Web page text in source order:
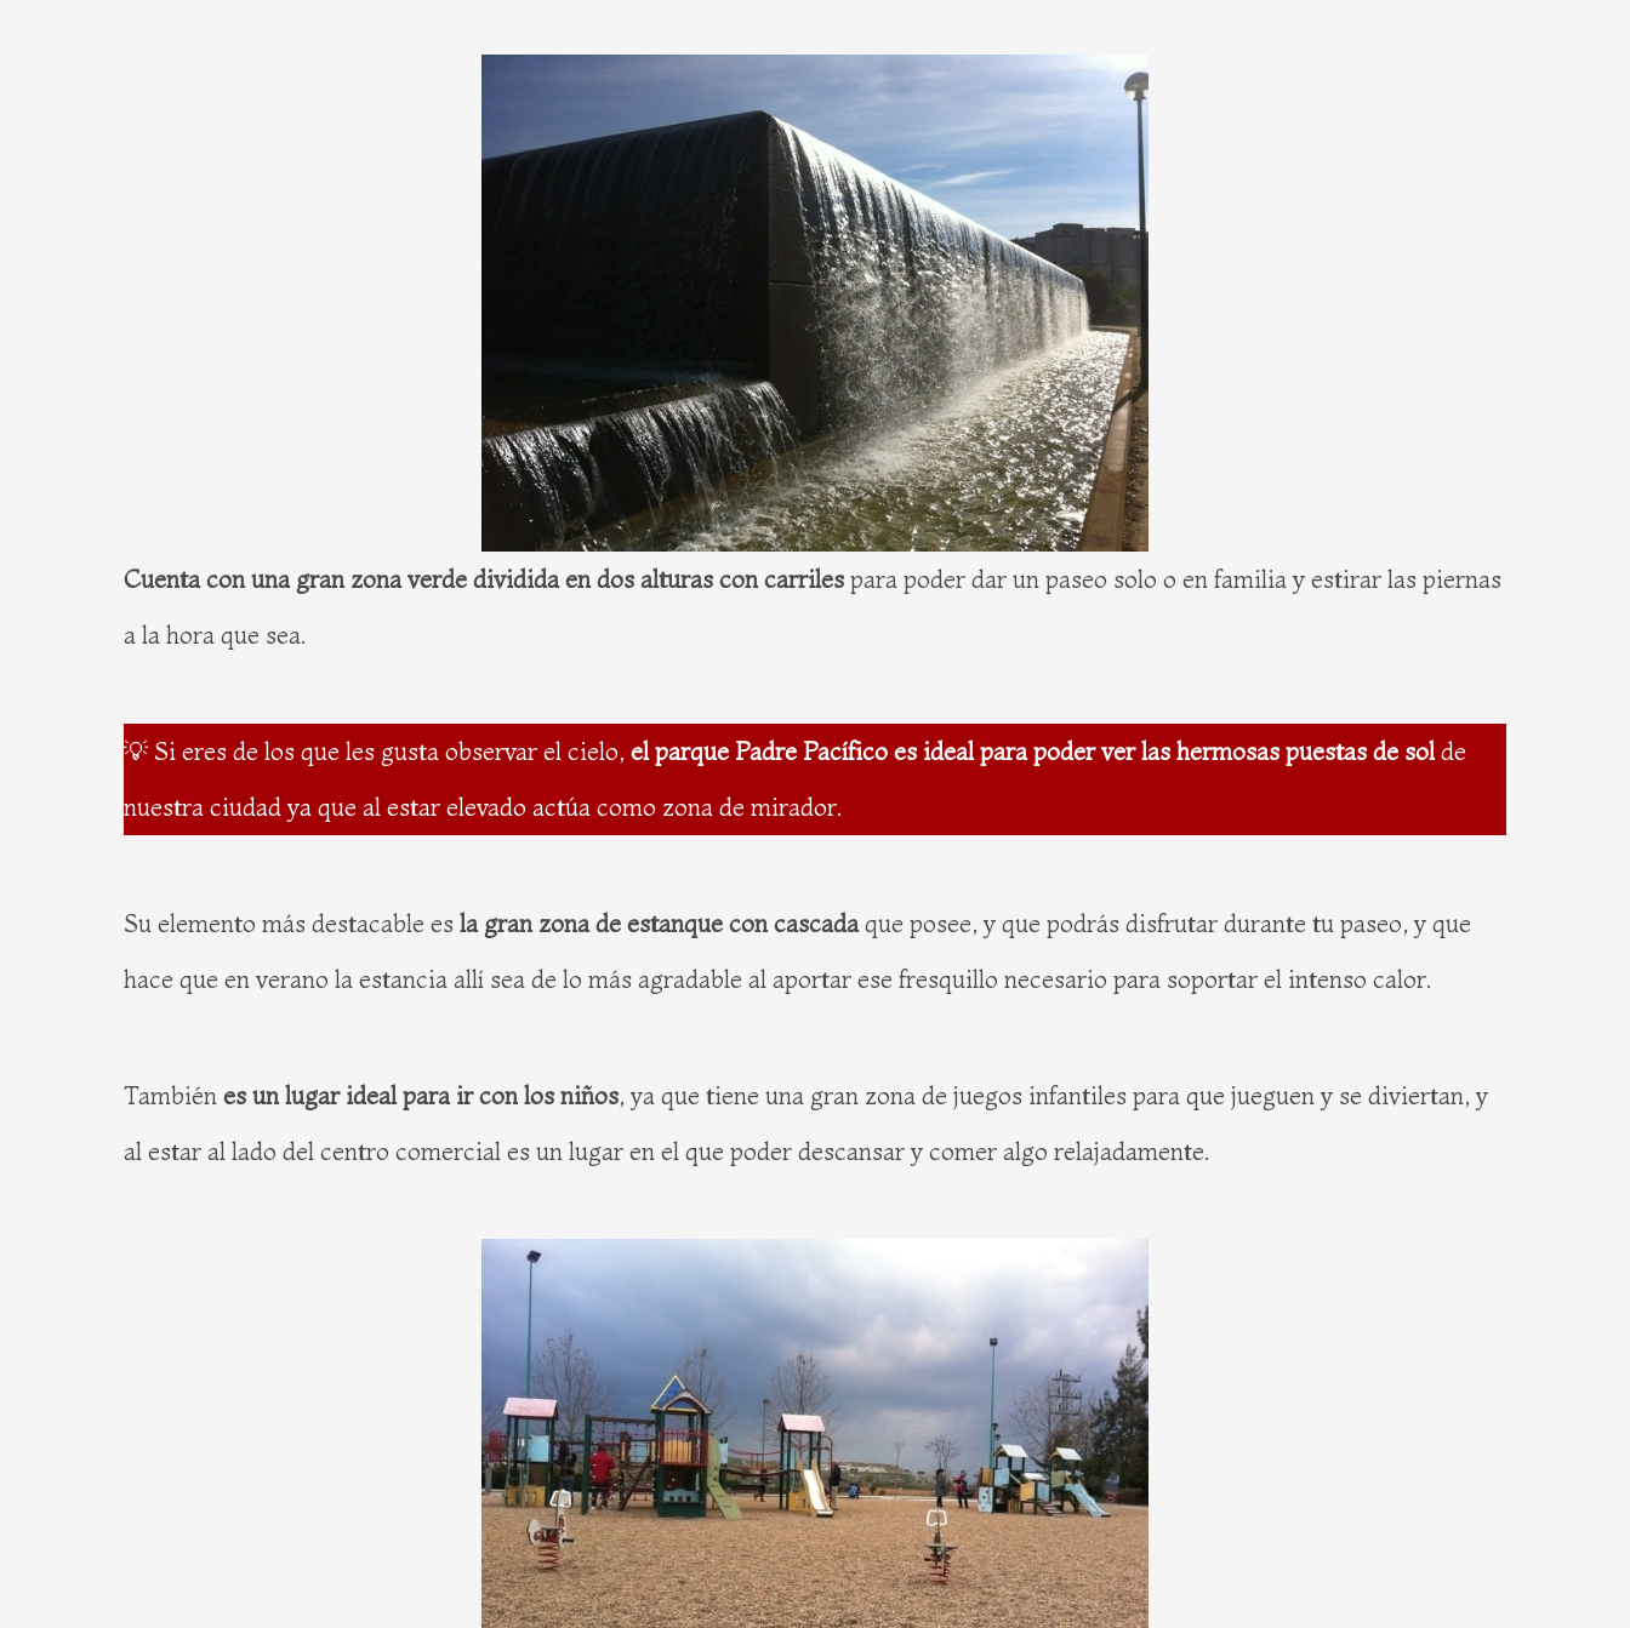
Cuenta con una gran zona verde dividida en dos alturas con carriles para poder dar un paseo solo o en familia y estirar las piernas
a la hora que sea.
💡 Si eres de los que les gusta observar el cielo, el parque Padre Pacífico es ideal para poder ver las hermosas puestas de solde
nuestra ciudad ya que al estar elevado actúa como zona de mirador.
Su elemento más destacable es la gran zona de estanque con cascadaque posee, y que podrás disfrutar durante tu paseo, y que
hace que en verano la estancia allí sea de lo más agradable al aportar ese fresquillo necesario para soportar el intenso calor.
También es un lugar ideal para ir con los niños, ya que tiene una gran zona de juegos infantiles para que jueguen y se diviertan, y
al estar al lado del centro comercial es un lugar en el que poder descansar y comer algo relajadamente.